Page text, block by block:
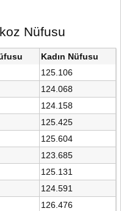
Nüfusu
Kadın Nüfusu
125.106
124.068
124.158
125.425
125.604
123.685
125.131
124.591
126.476